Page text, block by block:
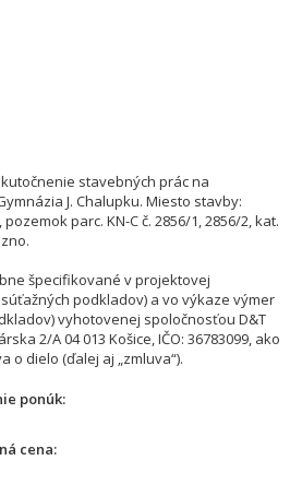
stavebných prác na
J. Chalupku. Miesto stavby:
parc. KN-C č. 2856/1, 2856/2, kat.
špecifikované v projektovej
podkladov) a vo výkaze výmer
vyhotovenej spoločnosťou D&T
2/A 04 013 Košice, IČO: 36783099, ako
o dielo (ďalej aj „zmluva“).
ponúk
cena